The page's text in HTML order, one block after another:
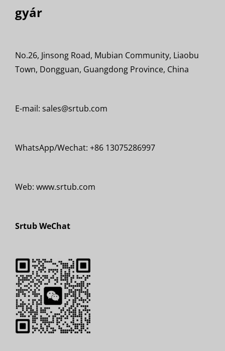
gyár
No.26, Jinsong Road, Mubian Community, Liaobu
Town, Dongguan, Guangdong Province, China
E-mail: sales@srtub.com
WhatsApp/Wechat: +86 13075286997
Web: www.srtub.com
Srtub WeChat